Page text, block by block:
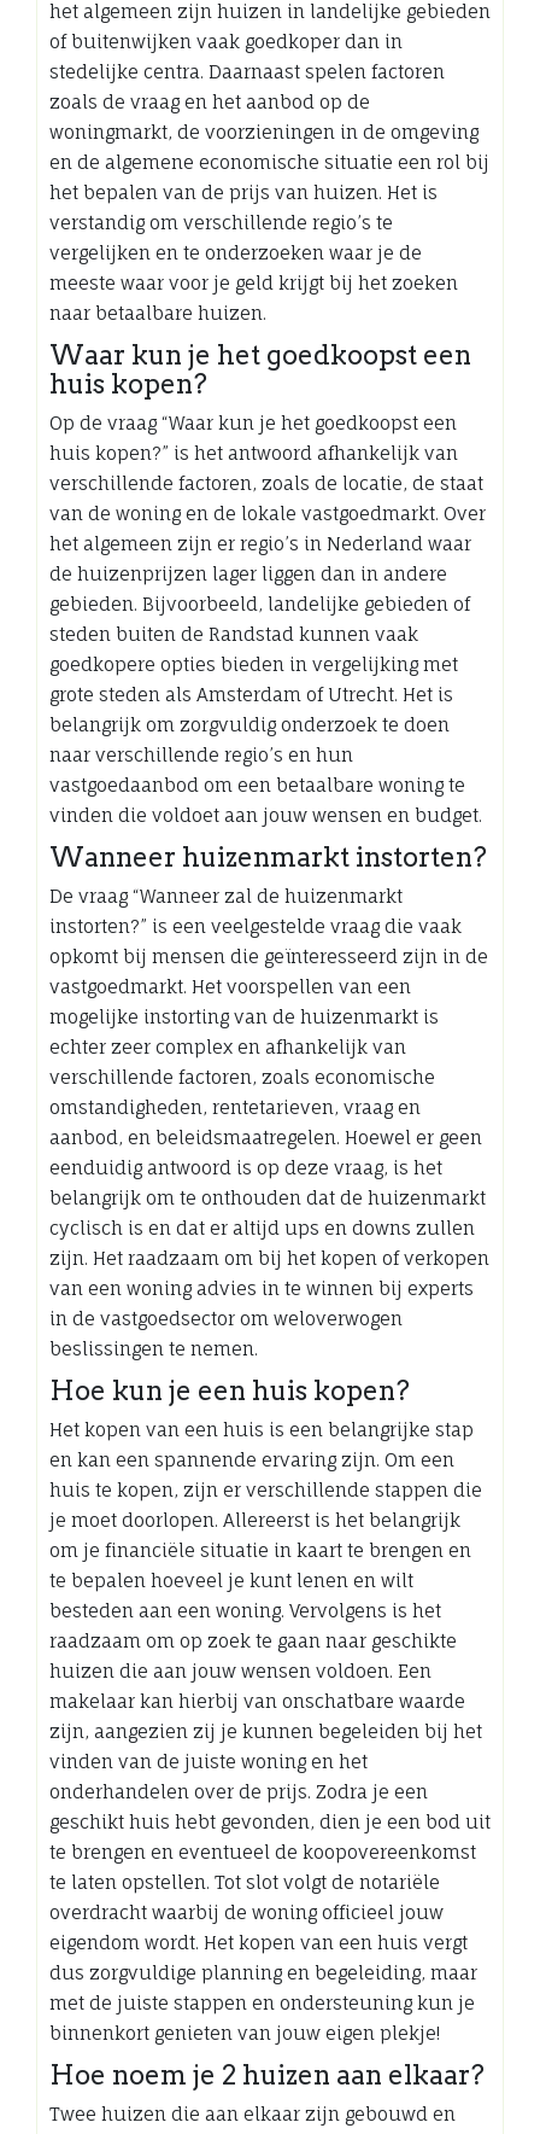
het algemeen zijn huizen in landelijke gebieden
of buitenwijken vaak goedkoper dan in
stedelijke centra. Daarnaast spelen factoren
zoals de vraag en het aanbod op de
woningmarkt, de voorzieningen in de omgeving
en de algemene economische situatie een rol bij
het bepalen van de prijs van huizen. Het is
verstandig om verschillende regio’s te
vergelijken en te onderzoeken waar je de
meeste waar voor je geld krijgt bij het zoeken
naar betaalbare huizen.
Waar kun je het goedkoopst een
huis kopen?
Op de vraag “Waar kun je het goedkoopst een
huis kopen?” is het antwoord afhankelijk van
verschillende factoren, zoals de locatie, de staat
van de woning en de lokale vastgoedmarkt. Over
het algemeen zijn er regio’s in Nederland waar
de huizenprijzen lager liggen dan in andere
gebieden. Bijvoorbeeld, landelijke gebieden of
steden buiten de Randstad kunnen vaak
goedkopere opties bieden in vergelijking met
grote steden als Amsterdam of Utrecht. Het is
belangrijk om zorgvuldig onderzoek te doen
naar verschillende regio’s en hun
vastgoedaanbod om een betaalbare woning te
vinden die voldoet aan jouw wensen en budget.
Wanneer huizenmarkt instorten?
De vraag “Wanneer zal de huizenmarkt
instorten?” is een veelgestelde vraag die vaak
opkomt bij mensen die geïnteresseerd zijn in de
vastgoedmarkt. Het voorspellen van een
mogelijke instorting van de huizenmarkt is
echter zeer complex en afhankelijk van
verschillende factoren, zoals economische
omstandigheden, rentetarieven, vraag en
aanbod, en beleidsmaatregelen. Hoewel er geen
eenduidig antwoord is op deze vraag, is het
belangrijk om te onthouden dat de huizenmarkt
cyclisch is en dat er altijd ups en downs zullen
zijn. Het raadzaam om bij het kopen of verkopen
van een woning advies in te winnen bij experts
in de vastgoedsector om weloverwogen
beslissingen te nemen.
Hoe kun je een huis kopen?
Het kopen van een huis is een belangrijke stap
en kan een spannende ervaring zijn. Om een
huis te kopen, zijn er verschillende stappen die
je moet doorlopen. Allereerst is het belangrijk
om je financiële situatie in kaart te brengen en
te bepalen hoeveel je kunt lenen en wilt
besteden aan een woning. Vervolgens is het
raadzaam om op zoek te gaan naar geschikte
huizen die aan jouw wensen voldoen. Een
makelaar kan hierbij van onschatbare waarde
zijn, aangezien zij je kunnen begeleiden bij het
vinden van de juiste woning en het
onderhandelen over de prijs. Zodra je een
geschikt huis hebt gevonden, dien je een bod uit
te brengen en eventueel de koopovereenkomst
te laten opstellen. Tot slot volgt de notariële
overdracht waarbij de woning officieel jouw
eigendom wordt. Het kopen van een huis vergt
dus zorgvuldige planning en begeleiding, maar
met de juiste stappen en ondersteuning kun je
binnenkort genieten van jouw eigen plekje!
Hoe noem je 2 huizen aan elkaar?
Twee huizen die aan elkaar zijn gebouwd en